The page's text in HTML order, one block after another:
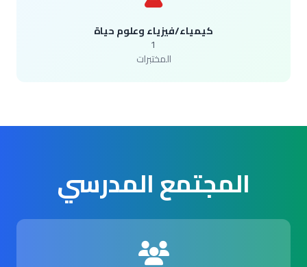
كيمياء/فيزياء وعلوم حياة
المختبرات
المجتمع المدرسي